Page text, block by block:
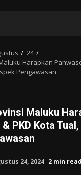
24
Harapkan
Pengawasan
Maluku
PKD Kota
24, 2024 2 min read